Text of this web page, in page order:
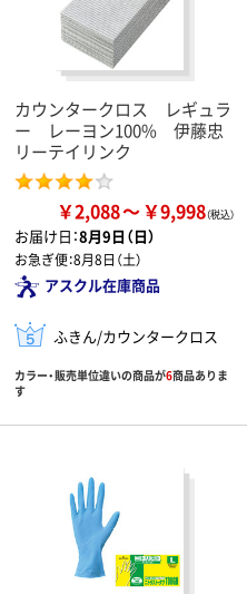
カウンタークロス レギュラ
ー レーヨン100% 伊藤忠
リーテイリンク
￥2,088 ￥9,998
お届け日：8月9日（日）
お急ぎ便：8月8日（土）
アスクル在庫商品
ふきん/カウンタークロス
カラー・販売単位違いの商品が6商品ありま
す